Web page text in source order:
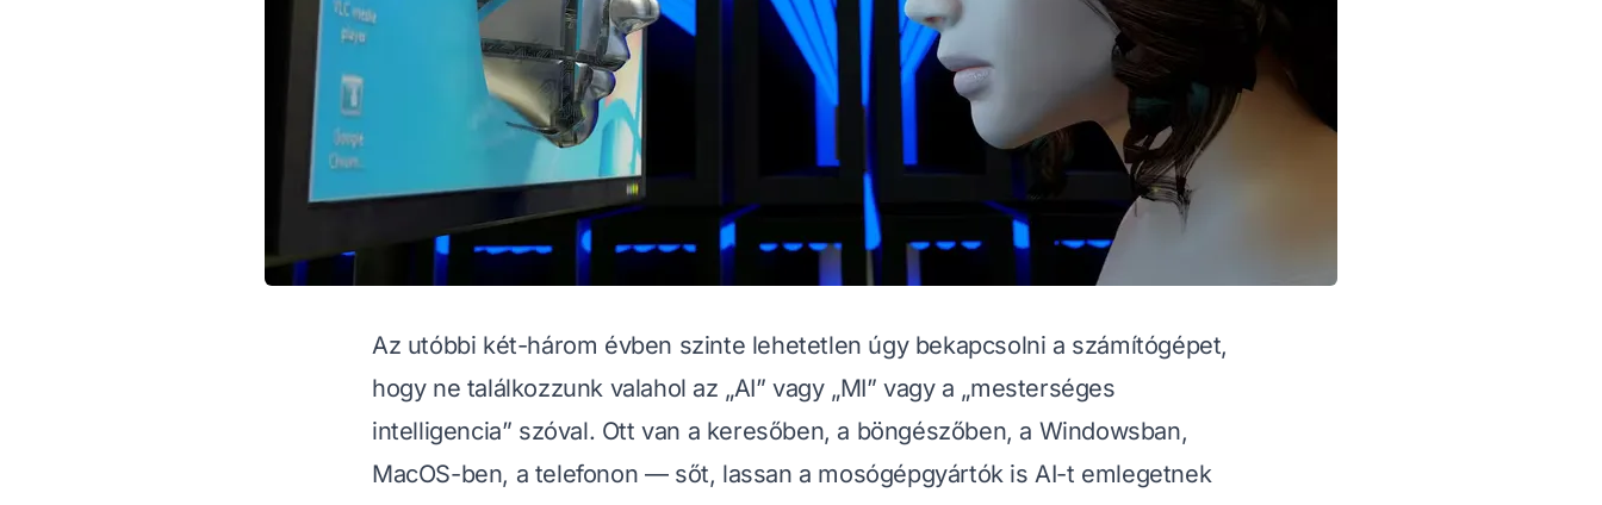
Az utóbbi két-három évben szinte lehetetlen úgy bekapcsolni a számítógépet,
hogy ne találkozzunk valahol az „AI” vagy „MI” vagy a „mesterséges
intelligencia” szóval. Ott van a keresőben, a böngészőben, a Windowsban,
MacOS-ben, a telefonon — sőt, lassan a mosógépgyártók is AI-t emlegetnek